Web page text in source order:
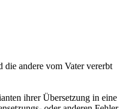
die andere vom Vatervererbt
ihrer Übersetzung in eine